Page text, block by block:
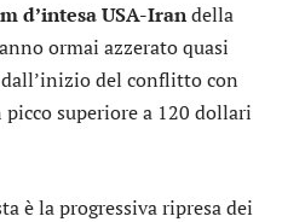
d’intesa USA-Irandella
ormai azzerato quasi
del conflitto con
superiore a 120 dollari
è la progressiva ripresa dei